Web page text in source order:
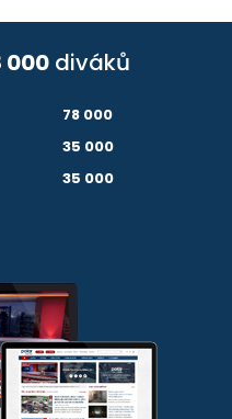
000 diváků
78 000
35 000
35 000